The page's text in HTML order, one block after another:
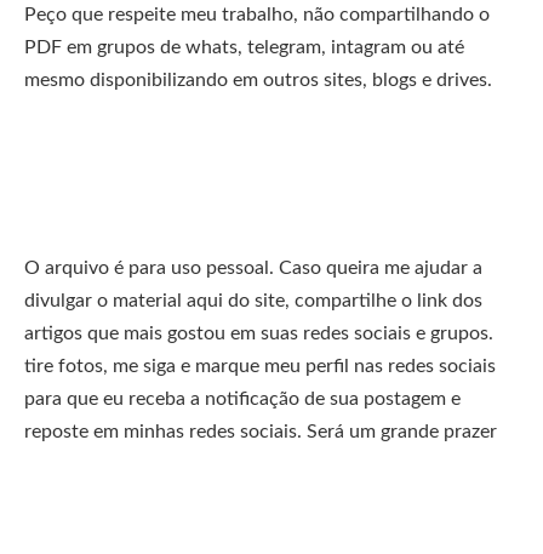
Peço que respeite meu trabalho, não compartilhando o
PDF em grupos de whats, telegram, intagram ou até
mesmo disponibilizando em outros sites, blogs e drives.
O arquivo é para uso pessoal. Caso queira me ajudar a
divulgar o material aqui do site, compartilhe o link dos
artigos que mais gostou em suas redes sociais e grupos.
tire fotos, me siga e marque meu perfil nas redes sociais
para que eu receba a notificação de sua postagem e
reposte em minhas redes sociais. Será um grande prazer